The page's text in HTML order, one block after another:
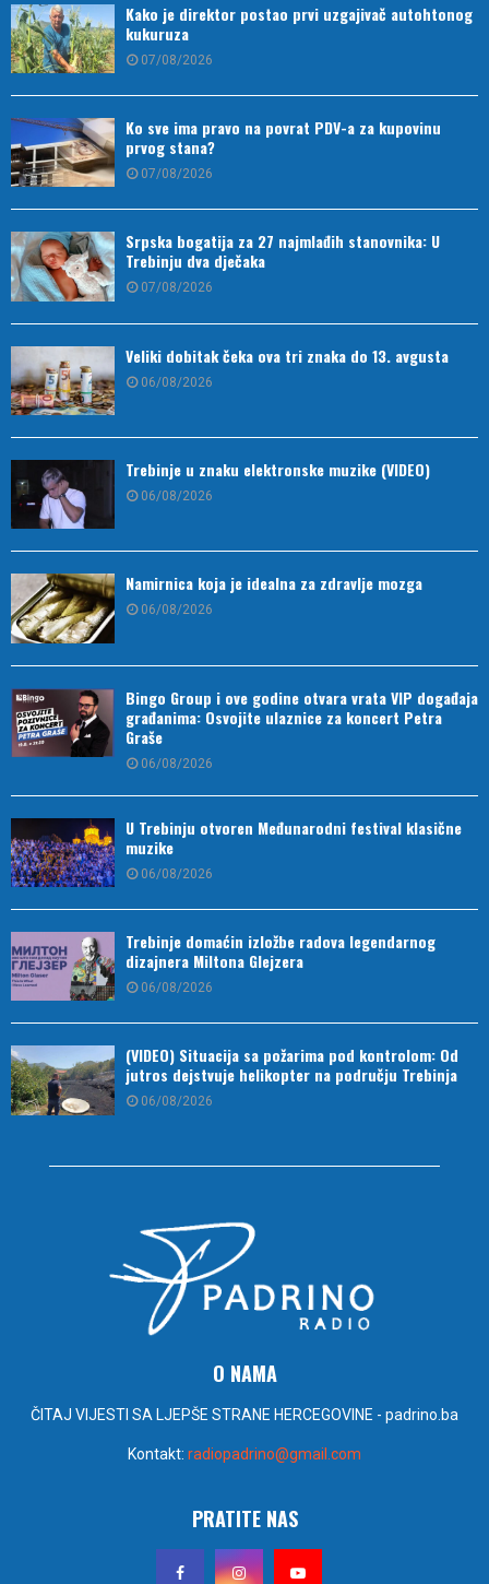
Kako je direktor postao prvi uzgajivač autohtonog
kukuruza
07/08/2026
Ko sve ima pravo na povrat PDV-a za kupovinu
prvog stana?
07/08/2026
Srpska bogatija za 27 najmlađih stanovnika: U
Trebinju dva dječaka
07/08/2026
Veliki dobitak čeka ova tri znaka do 13. avgusta
06/08/2026
Trebinje u znaku elektronske muzike (VIDEO)
06/08/2026
Namirnica koja je idealna za zdravlje mozga
06/08/2026
Bingo Group i ove godine otvara vrata VIP događaja
građanima: Osvojite ulaznice za koncert Petra
Graše
06/08/2026
U Trebinju otvoren Međunarodni festival klasične
muzike
06/08/2026
Trebinje domaćin izložbe radova legendarnog
dizajnera Miltona Glejzera
06/08/2026
(VIDEO) Situacija sa požarima pod kontrolom: Od
jutros dejstvuje helikopter na području Trebinja
06/08/2026
O NAMA
ČITAJ VIJESTI SA LJEPŠE STRANE HERCEGOVINE - padrino.ba
Kontakt: radiopadrino@gmail.com
PRATITE NAS